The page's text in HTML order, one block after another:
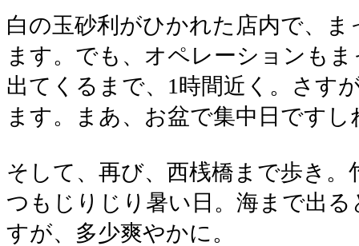
白の玉砂利がひかれた店内で、
ます。でも、オペレーションも
出てくるまで、1時間近く。さす
ます。まあ、お盆で集中日ですし
そして、再び、西桟橋まで歩き
つもじりじり暑い日。海まで出
すが、多少爽やかに。